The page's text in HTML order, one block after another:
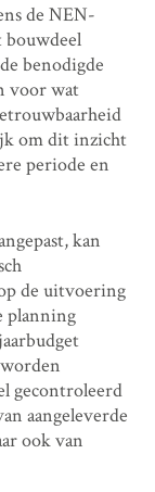
de NEN-
bouwdeel
benodigde
voor wat
om dit inzicht
periode en
kan
de uitvoering
planning
gecontroleerd
aangeleverde
ook van